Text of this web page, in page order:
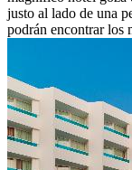
justo al lado de una
podrán encontrar los